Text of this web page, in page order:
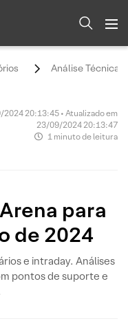
Análise Técnica
20:13:45 • Atualizado em
23/09/2024 20:13:47
1 minuto de leitura
para
de 2024
e intraday. Análises
pontos de suporte e